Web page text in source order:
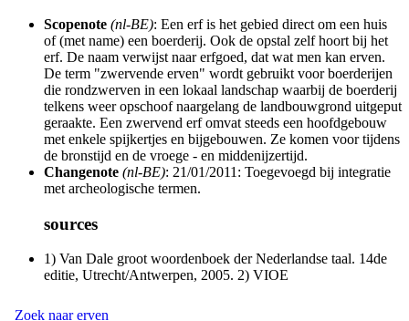
Scopenote (nl-BE): Een erf is het gebied direct om een huis
of (met name) een boerderij. Ook de opstal zelf hoort bij het
erf. De naam verwijst naar erfgoed, dat wat men kan erven.
De term "zwervende erven" wordt gebruikt voor boerderijen
die rondzwerven in een lokaal landschap waarbij de boerderij
telkens weer opschoof naargelang de landbouwgrond uitgeput
geraakte. Een zwervend erf omvat steeds een hoofdgebouw
met enkele spijkertjes en bijgebouwen. Ze komen voor tijdens
de bronstijd en de vroege - en middenijzertijd.
Changenote (nl-BE): 21/01/2011: Toegevoegd bij integratie
met archeologische termen.
sources
1) Van Dale groot woordenboek der Nederlandse taal. 14de
editie, Utrecht/Antwerpen, 2005. 2) VIOE
Zoek naar erven